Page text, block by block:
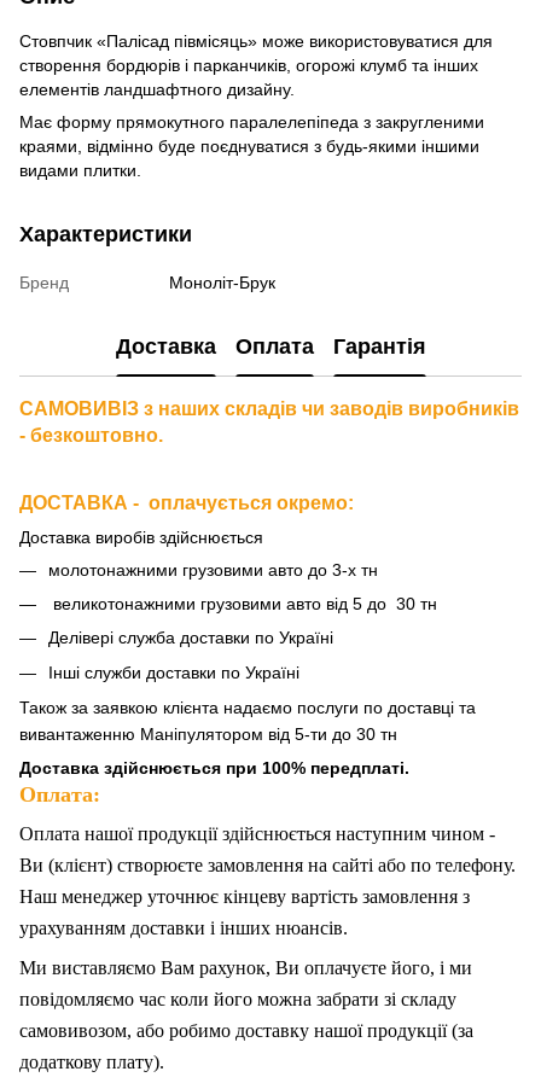
Стовпчик «Палісад півмісяць» може використовуватися для
створення бордюрів і парканчиків, огорожі клумб та інших
елементів ландшафтного дизайну.
Має форму прямокутного паралелепіпеда з закругленими
краями, відмінно буде поєднуватися з будь-якими іншими
видами плитки.
Характеристики
Бренд Моноліт-Брук
Доставка Оплата Гарантія
САМОВИВІЗ з наших складів чи заводів виробників
- безкоштовно.
ДОСТАВКА - оплачується окремо:
Доставка виробів здійснюється
молотонажними грузовими авто до 3-х тн
великотонажними грузовими авто від 5 до 30 тн
Делівері служба доставки по Україні
Інші служби доставки по Україні
Також за заявкою клієнта надаємо послуги по доставці та
вивантаженню Маніпулятором від 5-ти до 30 тн
Доставка здійснюється при 100% передплаті.
Оплата:
Оплата нашої продукції здійснюється наступним чином -
Ви (клієнт) створюєте замовлення на сайті або по телефону.
Наш менеджер уточнює кінцеву вартість замовлення з
урахуванням доставки і інших нюансів.
Ми виставляємо Вам рахунок, Ви оплачуєте його, і ми
повідомляємо час коли його можна забрати зі складу
самовивозом, або робимо доставку нашої продукції (за
додаткову плату).